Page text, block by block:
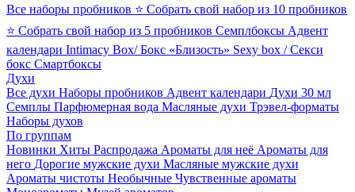
Все наборы пробников ⭐ Собрать свой набор из 10 пробников
⭐ Собрать свой набор из 5 пробников Семплбоксы Адвент
календари Intimacy Box/ Бокс «Близость» Sexy box / Секси
бокс Смартбоксы
Духи
Все духи Наборы пробников Адвент календари Духи 30 мл
Семплы Парфюмерная вода Масляные духи Трэвел-форматы
Наборы духов
По группам
Новинки Хиты Распродажа Ароматы для неё Ароматы для
него Дорогие мужские духи Масляные мужские духи
Ароматы чистоты Необычные Чувственные ароматы